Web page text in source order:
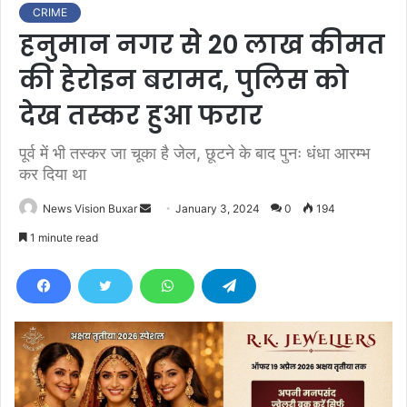
CRIME
हनुमान नगर से 20 लाख कीमत
की हेरोइन बरामद, पुलिस को
देख तस्कर हुआ फरार
पूर्व में भी तस्कर जा चूका है जेल, छूटने के बाद पुनः धंधा आरम्भ
कर दिया था
News Vision Buxar
d
e
m
a
January 3, 2024 0 194
1 minute read